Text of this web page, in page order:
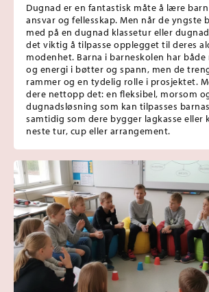
Dugnad er en fantastisk måte å lære
ansvar og fellesskap. Men når de yngste
med på en dugnad klassetur eller
det viktig å tilpasse opplegget til deres
modenhet. Barna i barneskolen har
og energi i bøtter og spann, men de
rammer og en tydelig rolle i prosjektet.
dere nettopp det: en fleksibel, morsom
dugnadsløsning som kan tilpasses
samtidig som dere bygger lagkasse eller
neste tur, cup eller arrangement.